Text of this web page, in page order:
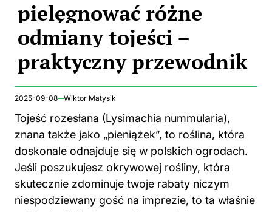
pielęgnować różne
odmiany tojeści –
praktyczny przewodnik
2025-09-08 Wiktor Matysik
Tojeść rozesłana (Lysimachia nummularia),
znana także jako „pieniążek”, to roślina, która
doskonale odnajduje się w polskich ogrodach.
Jeśli poszukujesz okrywowej rośliny, która
skutecznie zdominuje twoje rabaty niczym
niespodziewany gość na imprezie, to ta właśnie